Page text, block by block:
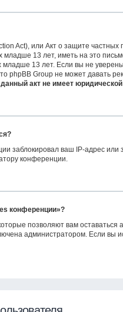
Act), или Акт о защите
13 лет, иметь на это
13 лет. Если вы не
phpBB Group не может давать
акт не имеет
заблокировал ваш IP-адрес или
конференции.
конференции»?
позволяют вам
администратором. Если